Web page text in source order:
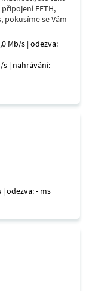
FFTH,
pokusíme se Vám
Mb/s | odezva:
s | nahrávání: -
odezva: - ms